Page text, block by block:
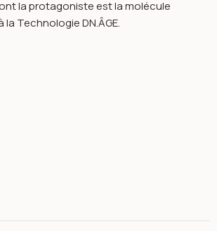
la protagoniste est la molécule
Technologie DN.ÂGE.